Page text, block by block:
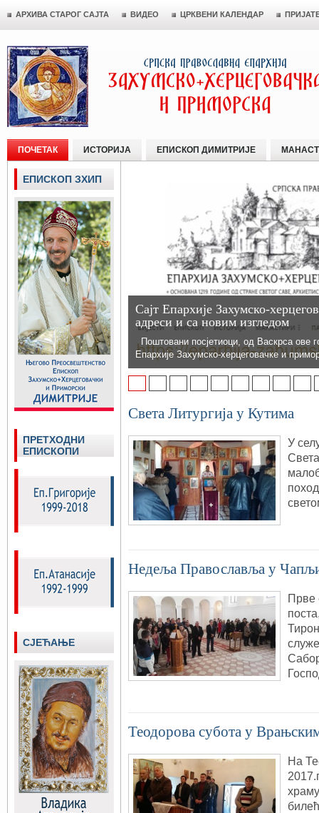
АРХИВА СТАРОГ САЈТА ВИДЕО ЦРКВЕНИ КАЛЕНДАР
ПОЧЕТАК ИСТОРИЈА ЕПИСКОП ДИМИТРИЈЕ
Сајт Епархије Захумско-
адреси и са новим изгледом
Поштовани посјетиоци, од Васкрса ове
Епархије Захумско-херцеговачке и
Света Литургија у Кутима
У
Недеља Православља у
Прве
Теодорова субота у
На
ЕПИСКОП ЗХИП
ПРЕТХОДНИ
ЕПИСКОПИ
СЈЕЋАЊЕ